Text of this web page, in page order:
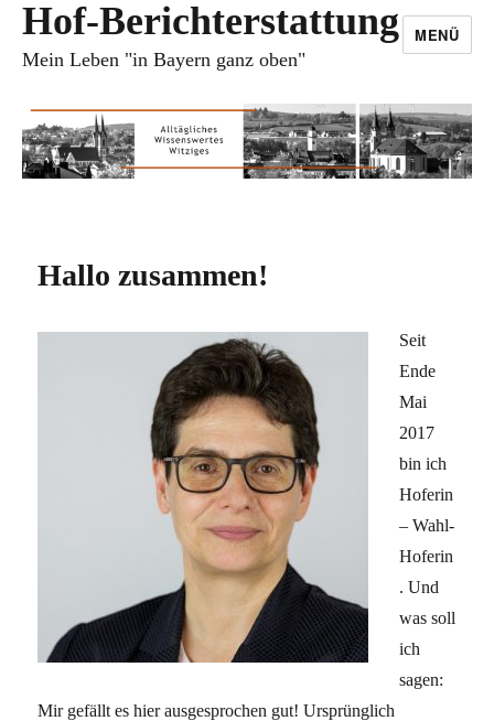
Hof-Berichterstattung
Mein Leben "in Bayern ganz oben"
MENÜ
Hallo zusammen!
Seit
Ende
Mai
2017
bin ich
Hoferin
– Wahl-
Hoferin
. Und
was soll
ich
sagen:
Mir gefällt es hier ausgesprochen gut! Ursprünglich